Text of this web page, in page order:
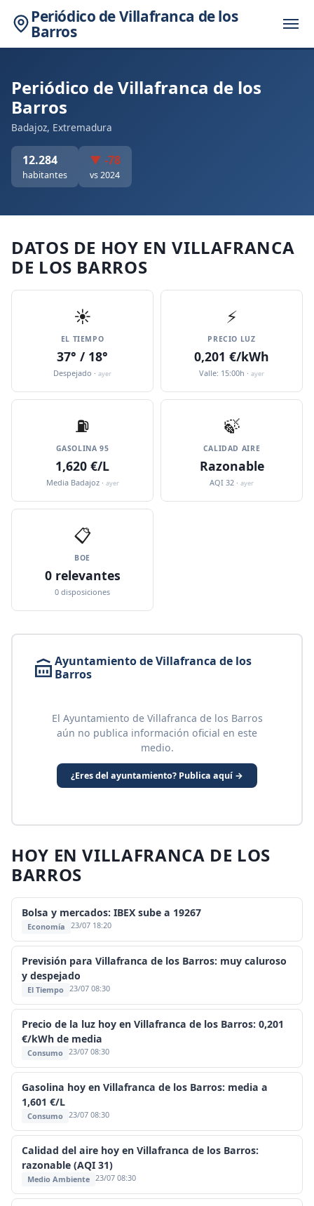
Periódico de Villafranca de los
Barros
Periódico de Villafranca de los
Barros
Badajoz, Extremadura
12.284
habitantes
▼ -78
vs 2024
DATOS DE HOY EN VILLAFRANCA
DE LOS BARROS
☀️
EL TIEMPO
37° / 18°
Despejado · ayer
⚡
PRECIO LUZ
0,201 €/kWh
Valle: 15:00h · ayer
⛽️
GASOLINA 95
1,620 €/L
Media Badajoz · ayer
🍃
CALIDAD AIRE
Razonable
AQI 32 · ayer
📋
BOE
0 relevantes
0 disposiciones
Ayuntamiento de Villafranca de los
Barros
El Ayuntamiento de Villafranca de los Barros
aún no publica información oficial en este
medio.
¿Eres del ayuntamiento? Publica aquí →
HOY EN VILLAFRANCA DE LOS
BARROS
Bolsa y mercados: IBEX sube a 19267
Economía 23/07 18:20
Previsión para Villafranca de los Barros: muy caluroso
y despejado
El Tiempo 23/07 08:30
Precio de la luz hoy en Villafranca de los Barros: 0,201
€/kWh de media
Consumo 23/07 08:30
Gasolina hoy en Villafranca de los Barros: media a
1,601 €/L
Consumo 23/07 08:30
Calidad del aire hoy en Villafranca de los Barros:
razonable (AQI 31)
Medio Ambiente 23/07 08:30